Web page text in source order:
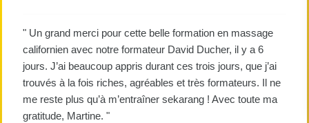
" Un grand merci pour cette belle formation en massage
californien avec notre formateur David Ducher, il y a 6
jours. J’ai beaucoup appris durant ces trois jours, que j’ai
trouvés à la fois riches, agréables et très formateurs. Il ne
me reste plus qu’à m’entraîner sekarang ! Avec toute ma
gratitude, Martine. "